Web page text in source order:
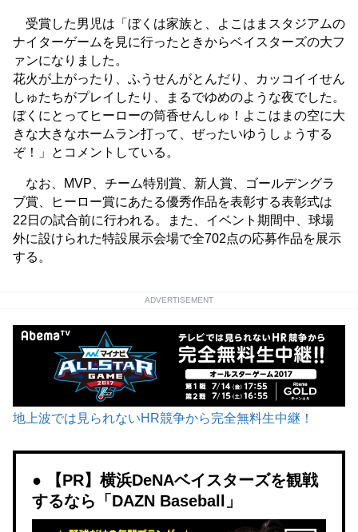
受賞した男児は「ぼくは家族と、よこはまスタジアムの
ナイターゲームを見に行ったときからベイスターズの大フ
ァンになりました。
花火が上がったり、ふうせんがとんだり、カッコイイせん
しゅたちがプレイしたり、まるでゆめのような夜でした。
ぼくにとってヒーローの筒香せんしゅ！よこはまの空に大
きな大きなホームラン打って、ぜったいゆうしょうする
ぞ！」とコメントしている。
なお、MVP、チーム特別賞、新人賞、ゴールデングラ
ブ賞、ヒーロー賞にあたる優秀作品を表彰する表彰式は
22日の試合前に行われる。また、イベント期間中、球場
外に設けられた特設展示会場で全702点の応募作品を展示
する。
ADVERTISEMENT
地上波では見られないHR競争から完全無料生中継！
【PR】横浜DeNAベイスターズを観戦
するなら「DAZN Baseball」